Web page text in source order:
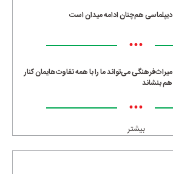
دیپلماسی هم‌چنان ادامه میدان است
•••
میراث‌فرهنگی می‌تواند ما را با همه تفاوت‌هایمان کنار
هم بنشاند
•••
بیشتر